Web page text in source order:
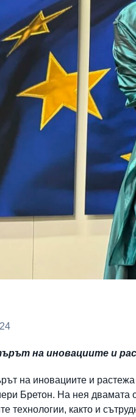
на иновациите и
на иновациите и
Бретон. На нея двамата
технологии, както и